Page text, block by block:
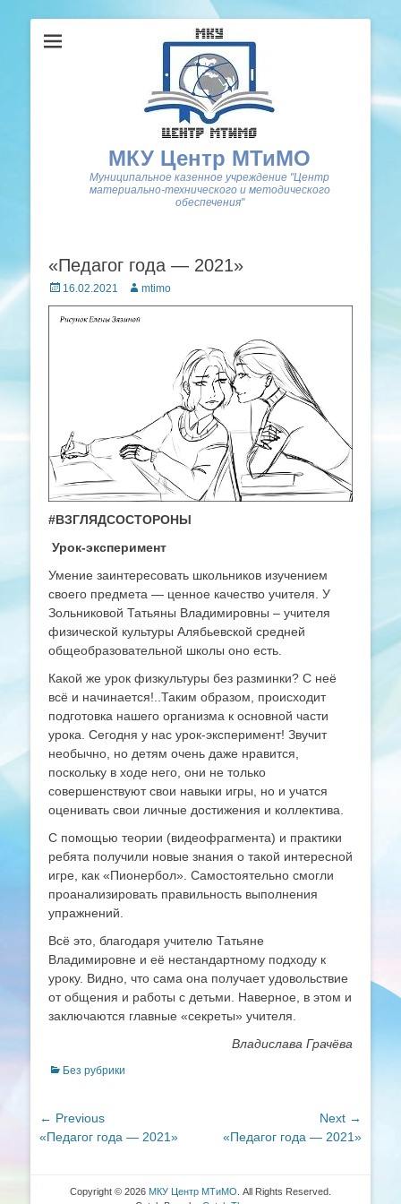
МКУ Центр МТиМО
Муниципальное казенное учреждение "Центр
материально-технического и методического
обеспечения"
«Педагог года — 2021»
Posted
on
16.02.2021 Author
mtimo
#ВЗГЛЯДСОСТОРОНЫ
Урок-эксперимент
Умение заинтересовать школьников изучением
своего предмета — ценное качество учителя. У
Зольниковой Татьяны Владимировны – учителя
физической культуры Алябьевской средней
общеобразовательной школы оно есть.
Какой же урок физкультуры без разминки? С неё
всё и начинается!..Таким образом, происходит
подготовка нашего организма к основной части
урока. Сегодня у нас урок-эксперимент! Звучит
необычно, но детям очень даже нравится,
поскольку в ходе него, они не только
совершенствуют свои навыки игры, но и учатся
оценивать свои личные достижения и коллектива.
С помощью теории (видеофрагмента) и практики
ребята получили новые знания о такой интересной
игре, как «Пионербол». Самостоятельно смогли
проанализировать правильность выполнения
упражнений.
Всё это, благодаря учителю Татьяне
Владимировне и её нестандартному подходу к
уроку. Видно, что сама она получает удовольствие
от общения и работы с детьми. Наверное, в этом и
заключаются главные «секреты» учителя.
Владислава Грачёва
Categories
Без рубрики
Навигация
по
← Previous
Previous
«Педагог года — 2021»
Next →
Next«Педагог года — 2021»
Copyright © 2026 МКУ Центр МТиМО . All Rights Reserved.